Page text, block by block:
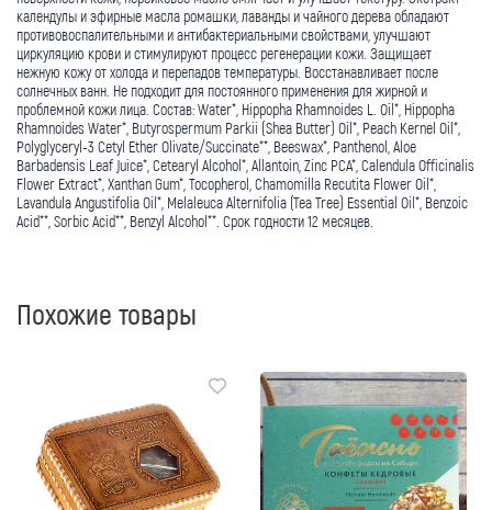
календулы и эфирные масла ромашки, лаванды и чайного дерева обладают
противовоспалительными и антибактериальными свойствами, улучшают
циркуляцию крови и стимулируют процесс регенерации кожи. Защищает
нежную кожу от холода и перепадов температуры. Восстанавливает после
солнечных ванн. Не подходит для постоянного применения для жирной и
проблемной кожи лица. Состав: Water*, Нippopha Rhamnoides L. Oil*, Нippopha
Rhamnoides Water*, Butyrospermum Parkii (Shea Butter) Oil*, Peach Kernel Oil*,
Polyglyceryl-3 Cetyl Ether Olivate/Succinate**, Beeswax*, Panthenol, Aloe
Barbadensis Leaf Juice*, Cetearyl Alcohol*, Allantoin, Zinc PCA*, Calendula Officinalis
Flower Extract*, Xanthan Gum*, Tocopherol, Chamomilla Recutita Flower Oil*,
Lavandula Angustifolia Oil*, Melaleuca Alternifolia (Tea Tree) Essential Oil*, Benzoic
Acid**, Sorbic Acid**, Benzyl Alcohol**. Срок годности 12 месяцев.
Похожие товары